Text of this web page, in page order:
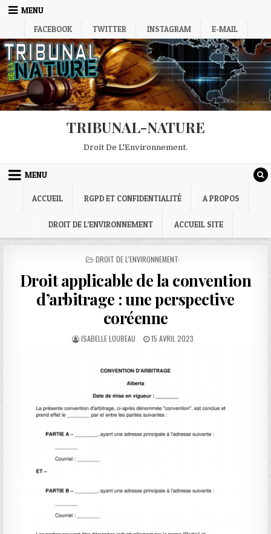
Skip
MENU
FACEBOOK
TWITTER INSTAGRAM E-MAIL
TRIBUNAL-NATURE
Droit De L'Environnement.
MENU
ACCUEIL RGPD ET CONFIDENTIALITÉ A PROPOS
DROIT DE L’ENVIRONNEMENT ACCUEIL SITE
POSTED
DROIT DE L'ENVIRONNEMENT:
Droit applicable de la convention
d’arbitrage : une perspective
coréenne
AUTHOR:
ISABELLE LOUBEAU
PUBLISHED
15 AVRIL 2023